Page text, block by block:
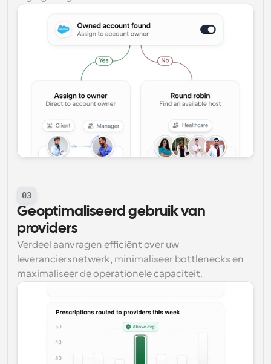
03
Geoptimaliseerd gebruik van
providers
Verdeel aanvragen efficiënt over uw
leveranciersnetwerk, minimaliseer bottlenecks en
maximaliseer de operationele capaciteit.